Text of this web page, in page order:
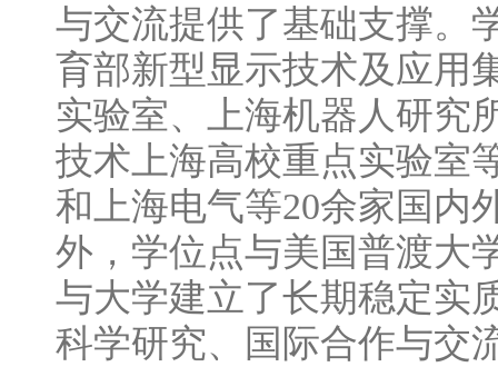
与交流提供了基础支撑。
育部新型显示技术及应用
实验室、上海机器人研究
技术上海高校重点实验室
和上海电气等20余家国内
外，学位点与美国普渡大
与大学建立了长期稳定实
科学研究、国际合作与交